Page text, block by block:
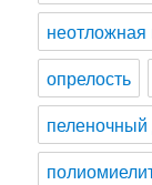
опрелость